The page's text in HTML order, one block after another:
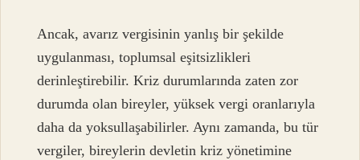
Ancak, avarız vergisinin yanlış bir şekilde
uygulanması, toplumsal eşitsizlikleri
derinleştirebilir. Kriz durumlarında zaten zor
durumda olan bireyler, yüksek vergi oranlarıyla
daha da yoksullaşabilirler. Aynı zamanda, bu tür
vergiler, bireylerin devletin kriz yönetimine